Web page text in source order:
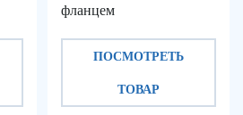
фланцем
ПОСМОТРЕТЬ
ТОВАР